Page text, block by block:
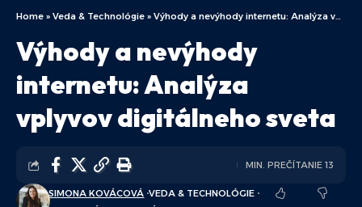
Home » Veda & Technológie » Výhody a nevýhody internetu: Analýza vplyvov digitálneho sveta
Výhody a nevýhody
internetu: Analýza
vplyvov digitálneho sveta
SIMONA KOVÁCOVÁ VEDA & TECHNOLÓGIE
MIN. PREČÍTANIE 13